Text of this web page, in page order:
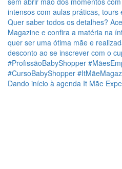
Dando início à agenda It Mãe